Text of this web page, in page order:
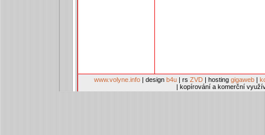
www.volyne.info | design b4u | rs ZVD | hosting gigaweb |
| kopírování a komerční